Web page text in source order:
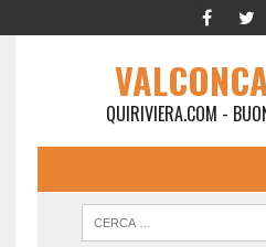
QUIRIVIERA.COM -